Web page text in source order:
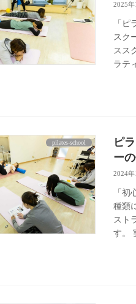
2025年
「
スク
スス
ラテ
pilates-school
ピ
ー
2024年
「
種類
スト
す。